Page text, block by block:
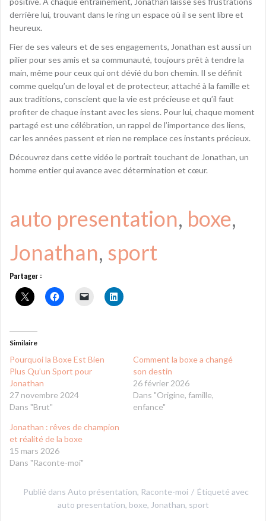
derrière lui, trouvant dans le ring un espace où il se sent libre et
heureux.
Fier de ses valeurs et de ses engagements, Jonathan est aussi un
pilier pour ses amis et sa communauté, toujours prêt à tendre la
main, même pour ceux qui ont dévié du bon chemin. Il se définit
comme quelqu’un de loyal et de protecteur, attaché à la famille et
aux traditions, conscient que la vie est précieuse et qu’il faut
profiter de chaque instant avec les siens. Pour lui, chaque moment
partagé est une célébration, un rappel de l’importance des liens,
car les années passent et rien ne remplace ces instants précieux.
Découvrez dans cette vidéo le portrait touchant de Jonathan, un
homme entier qui avance avec détermination et cœur.
auto presentation, boxe
Jonathan, sport
Partager :
Similaire
Pourquoi la Boxe Est Bien
Plus Qu’un Sport pour
Jonathan
27 novembre 2024
Dans "Brut"
Comment la boxe a changé
son destin
26 février 2026
Dans "Origine, famille,
enfance"
Jonathan : rêves de champion
et réalité de la boxe
15 mars 2026
Dans "Raconte-moi"
Publié dans Auto présentation, Raconte-moi
Étiqueté avec
auto presentation, boxe, Jonathan, sport